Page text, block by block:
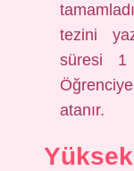
tezini
süresi 1
atanır.